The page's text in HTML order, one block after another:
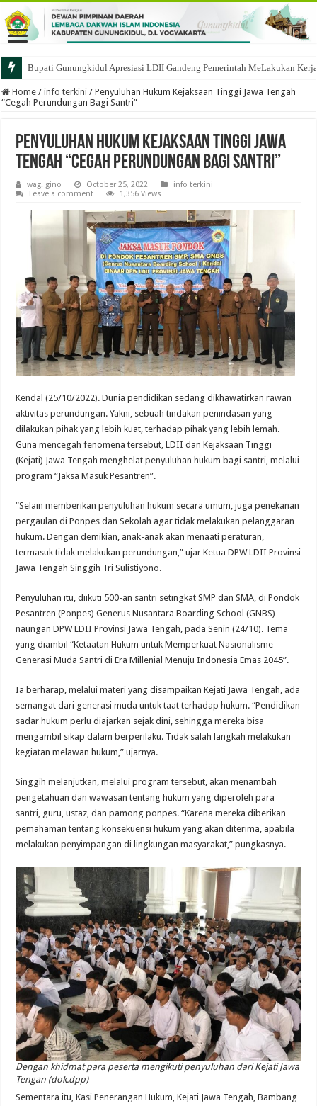
Bupati Gunungkidul Apresiasi LDII Gandeng Pemerintah MeLakukan
Home / info terkini / Penyuluhan Hukum Kejaksaan Tinggi Jawa Tengah
“Cegah Perundungan Bagi Santri”
Penyuluhan Hukum Kejaksaan Tinggi Jawa
Tengah “Cegah Perundungan Bagi Santri”
wag. gino October 25, 2022
info terkini
Leave a comment
1,356 Views
Kendal (25/10/2022). Dunia pendidikan sedang dikhawatirkan rawan
aktivitas perundungan. Yakni, sebuah tindakan penindasan yang
dilakukan pihak yang lebih kuat, terhadap pihak yang lebih lemah.
Guna mencegah fenomena tersebut, LDII dan Kejaksaan Tinggi
(Kejati) Jawa Tengah menghelat penyuluhan hukum bagi santri, melalui
program “Jaksa Masuk Pesantren”.
“Selain memberikan penyuluhan hukum secara umum, juga penekanan
pergaulan di Ponpes dan Sekolah agar tidak melakukan pelanggaran
hukum. Dengan demikian, anak-anak akan menaati peraturan,
termasuk tidak melakukan perundungan,” ujar Ketua DPW LDII Provinsi
Jawa Tengah Singgih Tri Sulistiyono.
Penyuluhan itu, diikuti 500-an santri setingkat SMP dan SMA, di Pondok
Pesantren (Ponpes) Generus Nusantara Boarding School (GNBS)
naungan DPW LDII Provinsi Jawa Tengah, pada Senin (24/10). Tema
yang diambil “Ketaatan Hukum untuk Memperkuat Nasionalisme
Generasi Muda Santri di Era Millenial Menuju Indonesia Emas 2045”.
Ia berharap, melalui materi yang disampaikan Kejati Jawa Tengah, ada
semangat dari generasi muda untuk taat terhadap hukum. “Pendidikan
sadar hukum perlu diajarkan sejak dini, sehingga mereka bisa
mengambil sikap dalam berperilaku. Tidak salah langkah melakukan
kegiatan melawan hukum,” ujarnya.
Singgih melanjutkan, melalui program tersebut, akan menambah
pengetahuan dan wawasan tentang hukum yang diperoleh para
santri, guru, ustaz, dan pamong ponpes. “Karena mereka diberikan
pemahaman tentang konsekuensi hukum yang akan diterima, apabila
melakukan penyimpangan di lingkungan masyarakat,” pungkasnya.
Dengan khidmat para peserta mengikuti penyuluhan dari Kejati Jawa
Tengan (dok.dpp)
Sementara itu, Kasi Penerangan Hukum, Kejati Jawa Tengah, Bambang